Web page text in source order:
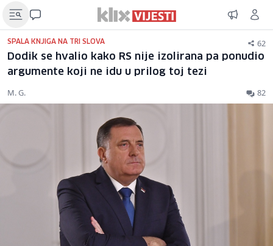
SPALA KNJIGA NA TRI SLOVA 62
Dodik se hvalio kako RS nije izolirana pa ponudio
argumente koji ne idu u prilog toj tezi
M. G. 82